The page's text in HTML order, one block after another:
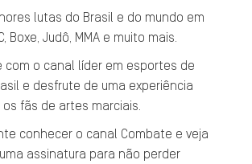
lutas do Brasil e do mundo em
Boxe, Judô, MMA e muito mais.
com o canal líder em esportes de
e desfrute de uma experiência
fãs de artes marciais.
conhecer o canal Combate e veja
assinatura para não perder